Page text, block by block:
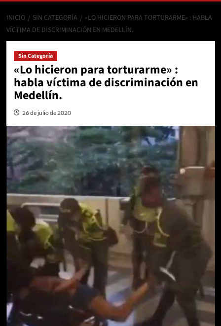
INICIO SIN CATEGORÍA
«LO HICIERON PARA TORTURARME» : HABLA
VÍCTIMA DE DISCRIMINACIÓN EN MEDELLÍN.
Sin Categoría
«Lo hicieron para torturarme» :
habla víctima de discriminación en
Medellín.
26 de julio de 2020